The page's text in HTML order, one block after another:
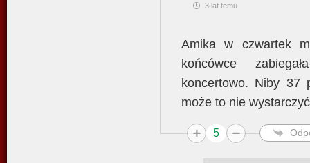
3 lat temu
Amika w czwartek
końcówce
koncertowo. Niby 37
może to nie
5